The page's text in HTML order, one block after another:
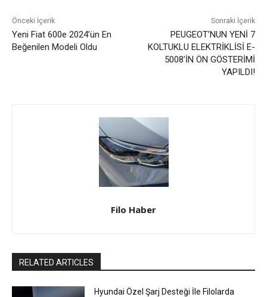
Önceki İçerik
Yeni Fiat 600e 2024’ün En
Beğenilen Modeli Oldu
Sonraki İçerik
PEUGEOT’NUN YENİ 7
KOLTUKLU ELEKTRİKLİSİ E-
5008’İN ÖN GÖSTERİMİ
YAPILDI!
Filo Haber
RELATED ARTICLES
Hyundai Özel Şarj Desteği İle Filolarda